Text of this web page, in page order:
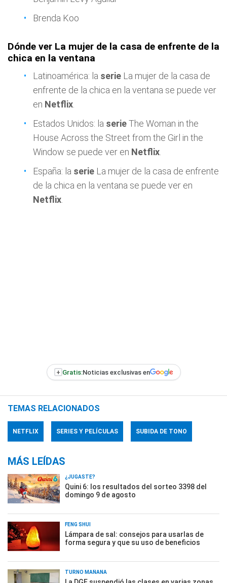
Brenda Koo
Dónde ver La mujer de la casa de enfrente de la
chica en la ventana
Latinoamérica: la serie La mujer de la casa de
enfrente de la chica en la ventana se puede ver
en Netflix
Estados Unidos: la serieThe Woman in the
House Across the Street from the Girl in the
Window se puede ver en Netflix
España: la serie La mujer de la casa de enfrente
de la chica en la ventana se puede ver en
Netflix
+ Gratis:Noticias exclusivas en
TEMAS RELACIONADOS
NETFLIX SERIES Y PELÍCULAS SUBIDA DE TONO
MÁS LEÍDAS
¿JUGASTE?
Quini 6: los resultados del sorteo 3398 del
domingo 9 de agosto
FENG SHUI
Lámpara de sal: consejos para usarlas de
forma segura y que su uso de beneficios
TURNO MAÑANA